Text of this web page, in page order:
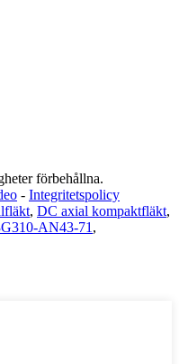
förbehållna.
- Integritetspolicy
, DC axial kompaktfläkt,
AN43-71 ,